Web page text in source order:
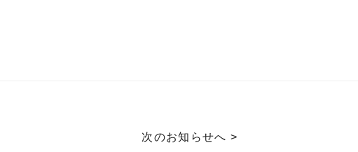
次のお知らせへ >